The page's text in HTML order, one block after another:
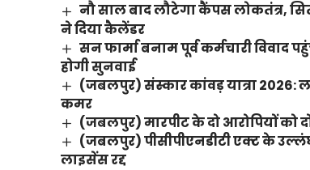
नौ साल बाद लौटेगा कैंपस लोकतंत्र,
ने दिया कैलेंडर
सन फार्मा बनाम पूर्व कर्मचारी
होगी सुनवाई
(जबलपुर) संस्कार कांवड़ यात्रा 2026:
कमर
(जबलपुर) मारपीट के दो आरोपियों को
(जबलपुर) पीसीपीएनडीटी एक्ट के
लाइसेंस रद्द